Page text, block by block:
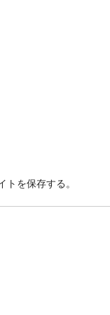
を保存する。